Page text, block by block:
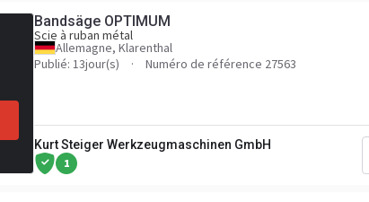
Bandsäge OPTIMUM
Scie à ruban métal
Allemagne, Klarenthal
Publié: 13jour(s)
Numéro de référence 27563
Kurt Steiger Werkzeugmaschinen GmbH
1